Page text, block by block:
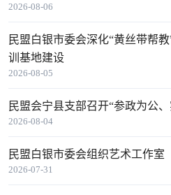
2026-08-06
2026-08-05
民盟白银市委会深化“黄丝带帮
训基地建设
2026-08-04
民盟会宁县支部召开“参政为公
2026-07-31
民盟白银市委会组织艺术工作